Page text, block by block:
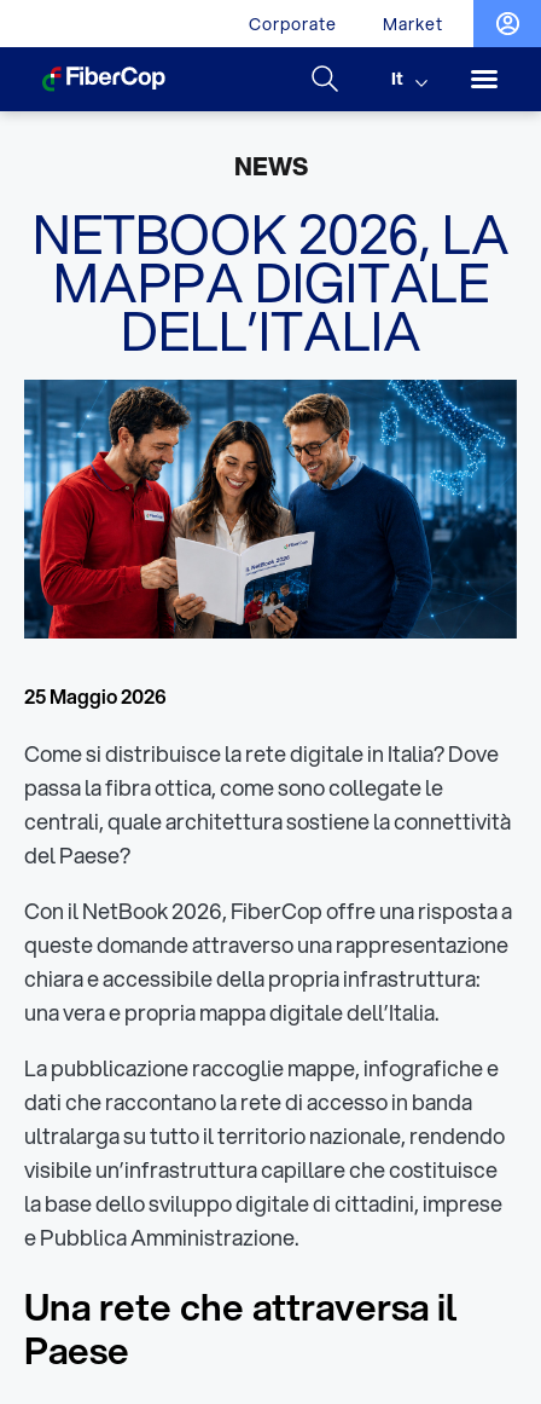
Corporate Market
It
NEWS
NETBOOK 2026, LA
MAPPA DIGITALE
DELL’ITALIA
25 Maggio 2026
Come si distribuisce la rete digitale in Italia? Dove
passa la fibra ottica, come sono collegate le
centrali, quale architettura sostiene la connettività
del Paese?
Con il NetBook 2026, FiberCop offre una risposta a
queste domande attraverso una rappresentazione
chiara e accessibile della propria infrastruttura:
una vera e propria mappa digitale dell’Italia.
La pubblicazione raccoglie mappe, infografiche e
dati che raccontano la rete di accesso in banda
ultralarga su tutto il territorio nazionale, rendendo
visibile un’infrastruttura capillare che costituisce
la base dello sviluppo digitale di cittadini, imprese
e Pubblica Amministrazione.
Una rete che attraversa il
Paese